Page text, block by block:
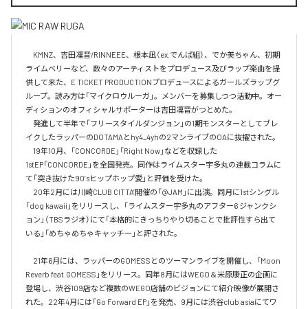
KMNZ、吉田凜音/RINNEEE、根本凪（ex.でんぱ組）、でか美ちゃん、初期
ライムベリーなど、数々のアーティストをプロデュース及びラップ楽曲を提
供して来た、E TICKET PRODUCTIONプロデュースによるガールズラップグ
ループ。読み方は「マイクロウルーガ」。メンバーを募集しつつ活動中。オー
ディションのオフィシャルサポーターは吉田凜音がつとめた。
発進して半年で「フリースタイルダンジョン」の1期モンスターとしてブレ
イクしたラッパーのDOTAMAとhy4_4yhの2マンライブのOAに抜擢された。
19年10月、「CONCORDE」「Right Now」などを収録した
1stEP「CONCORDE」を全国発売。同作はライムスター宇多丸の連載コラムに
て「突き抜けた90’sヒップホップ愛」と評価を受けた。
20年2月には川崎CLUB CITTA’開催の「@JAM」に出演。同月に1stシングル
「dog kawaii」をリリースし、「ライムスター宇多丸のアフター6 ジャンクシ
ョン」（TBSラジオ）にて「本格的にきっちりやり切ることで批評性すら出て
いる」「めちゃめちゃキャッチー」と評された。
21年6月には、ラッパーのGOMESSとのツーマンライブを開催し、「Moon
Reverb feat.GOMESS」をリリース。同年8月にはWEGO＆米原康正の企画に
登場し、渋谷109店など複数のWEGO店舗のビジョンにて紹介映像が展開さ
れた。22年4月には「Go Forward EP」を発売、9月には渋谷club asiaにてワ